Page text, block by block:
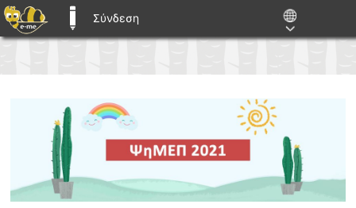
E-ME BLOGS
Σύνδεση
Ομαδοσυνεργατική